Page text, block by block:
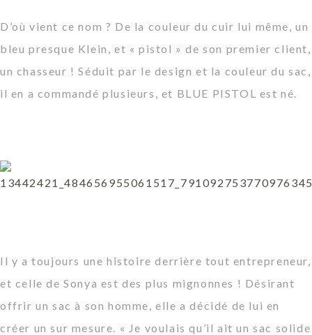
D’où vient ce nom ? De la couleur du cuir lui même, un
bleu presque Klein, et « pistol » de son premier client,
un chasseur ! Séduit par le design et la couleur du sac,
il en a commandé plusieurs, et BLUE PISTOL est né.
Il y a toujours une histoire derrière tout entrepreneur,
et celle de Sonya est des plus mignonnes ! Désirant
offrir un sac à son homme, elle a décidé de lui en
créer un sur mesure. « Je voulais qu’il ait un sac solide